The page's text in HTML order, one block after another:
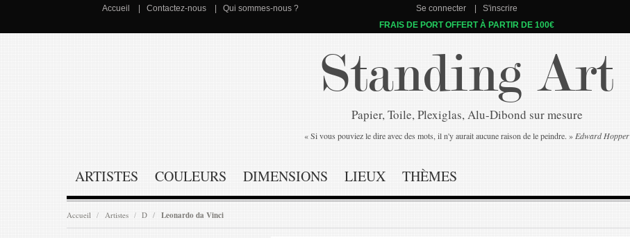
Accueil Contactez-nous Qui sommes-nous ? Se connecter S'inscrire
FRAIS DE PORT OFFERT À PARTIR DE 100€
Standing Art
Papier, Toile, Plexiglas, Alu-Dibond sur mesure
« Si vous pouviez le dire avec des mots, il n'y aurait aucune raison de le peindre. » Edward Hopper
ARTISTES COULEURS DIMENSIONS LIEUX THÈMES
Accueil Artistes D Leonardo da Vinci